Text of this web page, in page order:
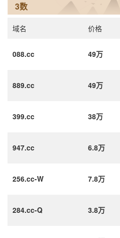
3数
域名 价格
088.cc 49万
889.cc 49万
399.cc 38万
947.cc 6.8万
256.cc-W 7.8万
284.cc-Q 3.8万